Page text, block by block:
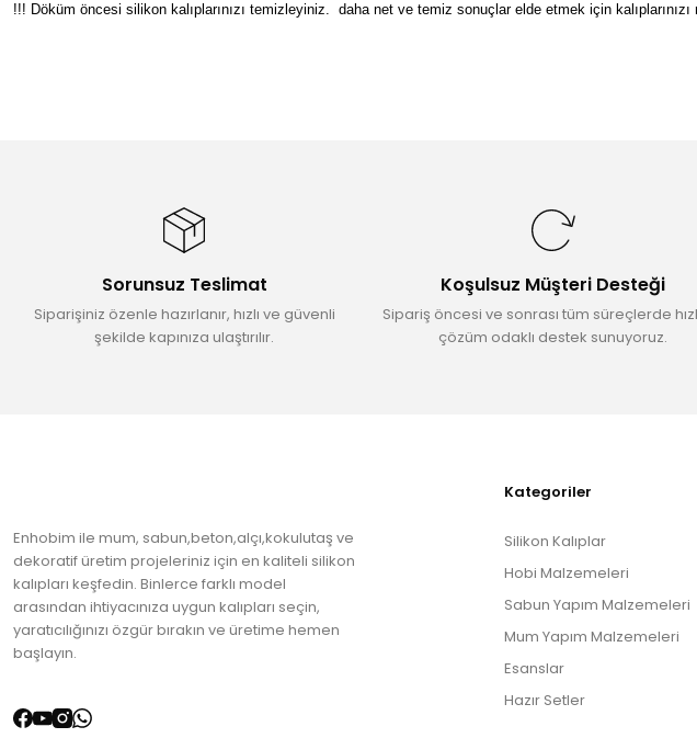
!!! Döküm öncesi silikon kalıplarınızı temizleyiniz. daha net ve temiz sonuçlar elde etmek için kalıplarınızı
Ürün açıklamasında eksik bilgiler bulunuyor.
Ürün fiyatı diğer sitelerden daha pahalı.
Bu ürüne benzer farklı alternatifler olmalı.
Sorunsuz Teslimat
Siparişiniz özenle hazırlanır, hızlı ve güvenli
şekilde kapınıza ulaştırılır.
Koşulsuz Müşteri Desteği
Sipariş öncesi ve sonrası tüm süreçlerde
çözüm odaklı destek sunuyoruz.
Enhobim ile mum, sabun,beton,alçı,kokulutaş ve
dekoratif üretim projeleriniz için en kaliteli silikon
kalıpları keşfedin. Binlerce farklı model
arasından ihtiyacınıza uygun kalıpları seçin,
yaratıcılığınızı özgür bırakın ve üretime hemen
başlayın.
Kategoriler
Silikon Kalıplar
Hobi Malzemeleri
Sabun Yapım Malzemeleri
Mum Yapım Malzemeleri
Esanslar
Hazır Setler